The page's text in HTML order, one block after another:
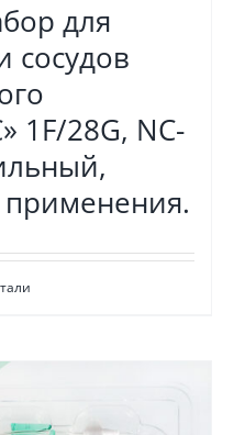
для
сосудов
1F/28G, NC-
применения.